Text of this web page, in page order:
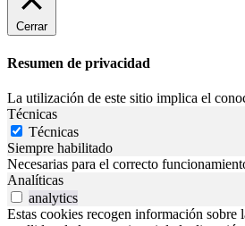
Cerrar
Resumen de privacidad
La utilización de este sitio implica el
Técnicas
Técnicas
Siempre habilitado
Necesarias para el correcto
Analíticas
analytics
Estas cookies recogen información